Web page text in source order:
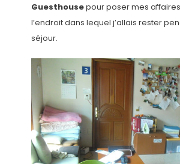
Guesthousepour poser mes
l’endroit dans lequel j’allais rester
séjour.